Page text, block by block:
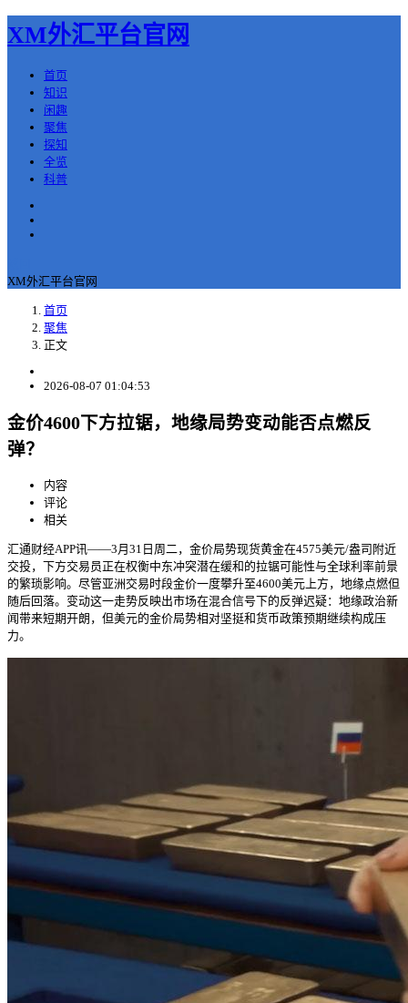
XM外汇平台官网
首页
知识
闲趣
聚焦
探知
全览
科普
XM外汇平台官网
首页
聚焦
正文
2026-08-07 01:04:53
金价4600下方拉锯，地缘局势变动能否点燃反
弹？
内容
评论
相关
汇通财经APP讯——3月31日周二，金价局势现货黄金在4575美元/盎司附近
交投，下方交易员正在权衡中东冲突潜在缓和的拉锯可能性与全球利率前景
的繁琐影响。尽管亚洲交易时段金价一度攀升至4600美元上方，地缘点燃但
随后回落。变动这一走势反映出市场在混合信号下的反弹迟疑：地缘政治新
闻带来短期开朗，但美元的金价局势相对坚挺和货币政策预期继续构成压
力。